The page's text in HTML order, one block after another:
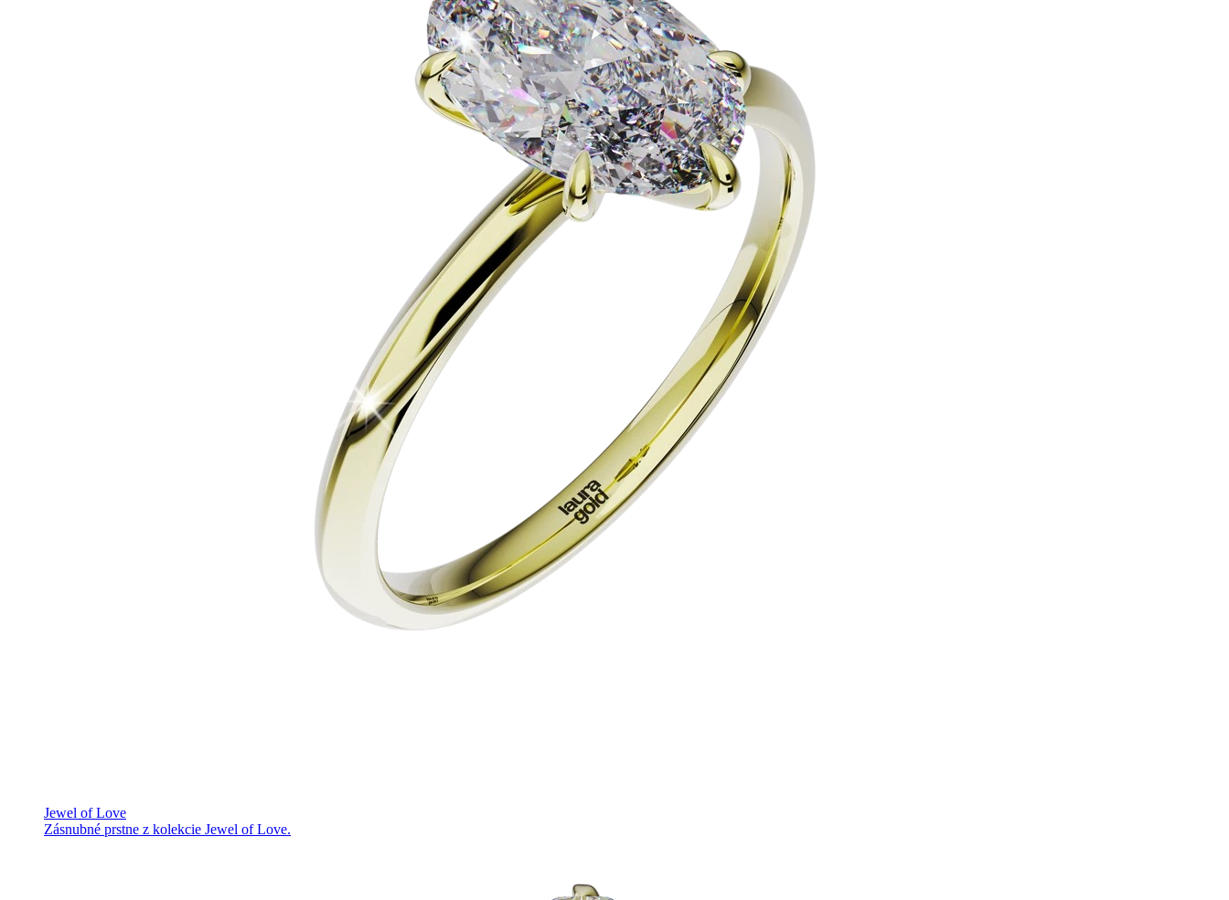
Jewel of Love
Zásnubné prstne z kolekcie Jewel of Love.